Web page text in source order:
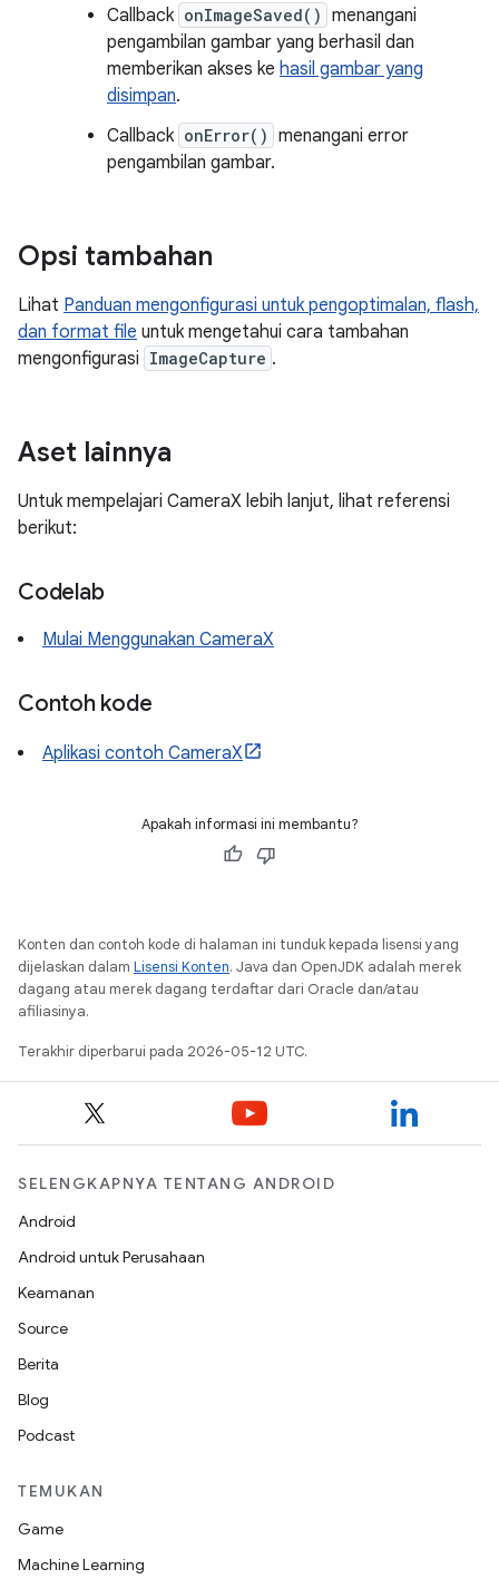
Callback onImageSaved() menangani
pengambilan gambar yang berhasil dan
memberikan akses ke hasil gambar yang
disimpan.
Callback onError() menangani error
pengambilan gambar.
Opsi tambahan
Lihat Panduan mengonfigurasi untuk pengoptimalan, flash,
dan format file untuk mengetahui cara tambahan
mengonfigurasi ImageCapture .
Aset lainnya
Untuk mempelajari CameraX lebih lanjut, lihat referensi
berikut:
Codelab
Mulai Menggunakan CameraX
Contoh kode
Aplikasi contoh CameraX
Apakah informasi ini membantu?
Konten dan contoh kode di halaman ini tunduk kepada lisensi yang
dijelaskan dalam Lisensi Konten. Java dan OpenJDK adalah merek
dagang atau merek dagang terdaftar dari Oracle dan/atau
afiliasinya.
Terakhir diperbarui pada 2026-05-12 UTC.
SELENGKAPNYA TENTANG ANDROID
Android
Android untuk Perusahaan
Keamanan
Source
Berita
Blog
Podcast
TEMUKAN
Game
Machine Learning